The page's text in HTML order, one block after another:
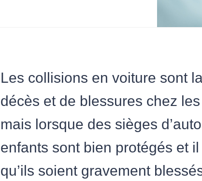
Les collisions en voiture sont
décès et de blessures chez
mais lorsque des sièges
enfants sont bien protégés et
qu’ils soient gravement